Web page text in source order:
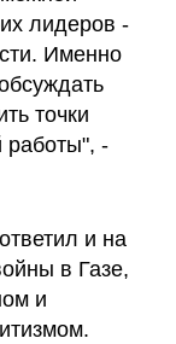
лидеров -
Именно
точки
-
и на
в Газе,
и